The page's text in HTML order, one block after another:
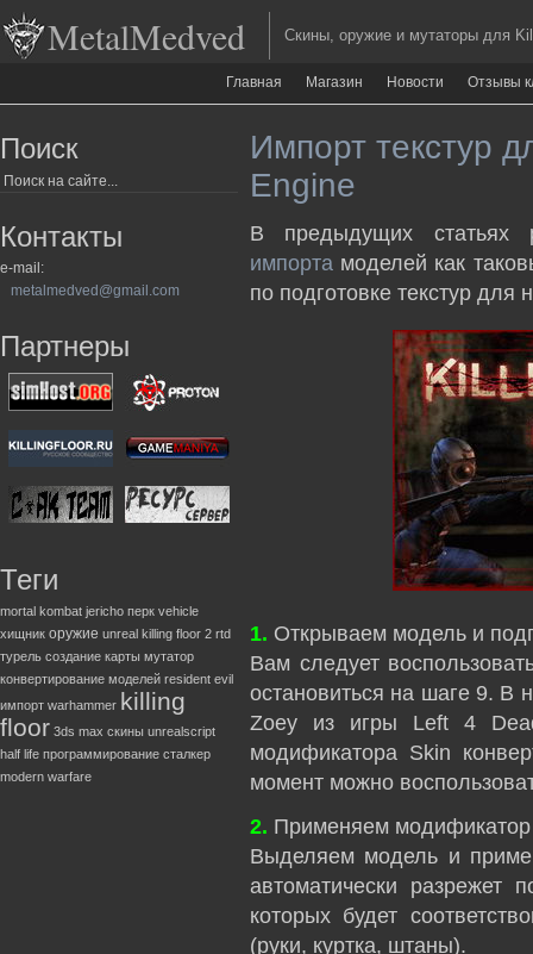
MetalMedved Скины, оружие и мутаторы для
Главная Магазин Новости Отзывы
Поиск
Контакты
e-mail:
metalmedved@gmail.com
Партнеры
Теги
mortal kombat jericho перк vehicle
хищник оружие unreal killing floor 2 rtd
турель создание карты мутатор
конвертирование моделей resident evil
импорт warhammer killing
floor 3ds max скины unrealscript
half life программирование сталкер
modern warfare
Импорт текстур
Engine
В предыдущих статьях
импорта моделей как
по подготовке текстур для
1. Открываем модель и
Вам следует
остановиться на шаге 9. В
Zoey из игры Left 4
модификатора Skin
момент можно
2. Применяем модификатор
Выделяем модель и
автоматически разрежет
которых будет
(руки, куртка, штаны).